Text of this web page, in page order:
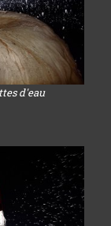
d'eau